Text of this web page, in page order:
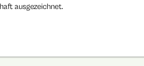
ausgezeichnet.